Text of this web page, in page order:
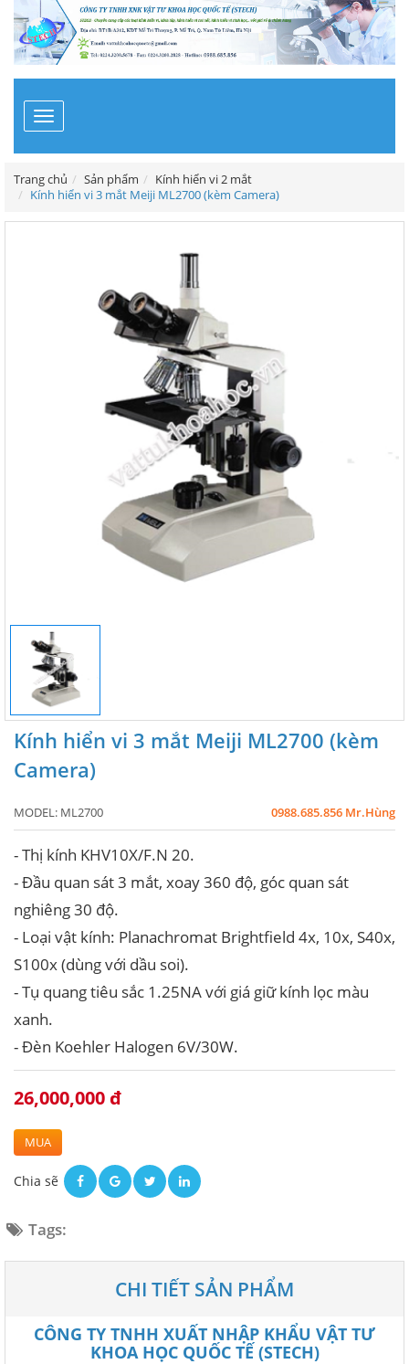
Toggle
navigation
Trang chủ Sản phẩm
Kính hiển vi 2 mắt
Kính hiển vi 3 mắt Meiji ML2700 (kèm Camera)
Kính hiển vi 3 mắt Meiji ML2700 (kèm
Camera)
MODEL: ML2700 0988.685.856 Mr.Hùng
- Thị kính KHV10X/F.N 20.
- Đầu quan sát 3 mắt, xoay 360 độ, góc quan sát
nghiêng 30 độ.
- Loại vật kính: Planachromat Brightfield 4x, 10x, S40x,
S100x (dùng với dầu soi).
- Tụ quang tiêu sắc 1.25NA với giá giữ kính lọc màu
xanh.
- Đèn Koehler Halogen 6V/30W.
26,000,000 đ
MUA
Chia sẽ
Tags:
CHI TIẾT SẢN PHẨM
CÔNG TY TNHH XUẤT NHẬP KHẨU VẬT TƯ
KHOA HỌC QUỐC TẾ (STECH)